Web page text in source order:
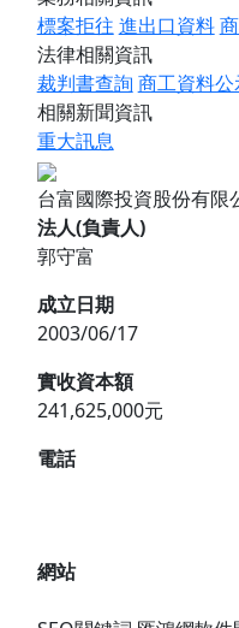
標案拒往 進出口資料
法律相關資訊
裁判書查詢 商工資料公
相關新聞資訊
重大訊息
台富國際投資股份有限
法人(負責人)
郭守富
成立日期
2003/06/17
實收資本額
241,625,000元
電話
網站